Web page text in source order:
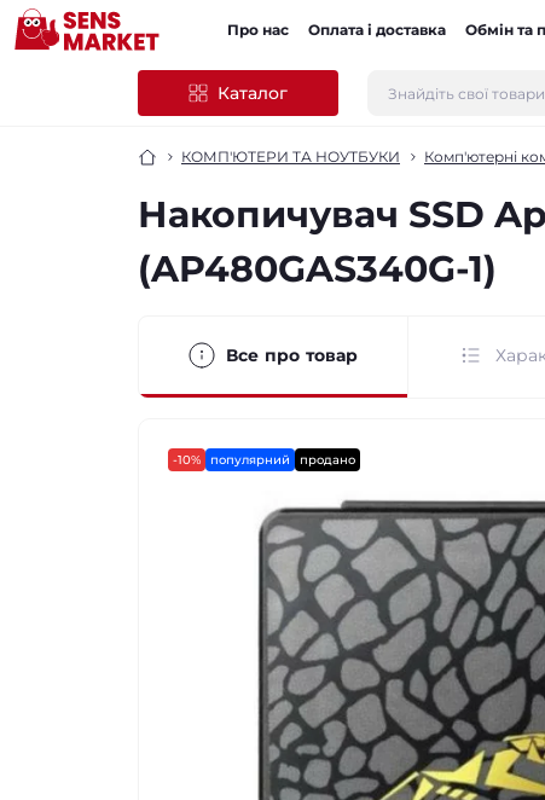
Про нас Оплата і доставка Обмін та
Каталог
КОМП'ЮТЕРИ ТА НОУТБУКИ Комп'ютерні
Накопичувач SSD
(AP480GAS340G-1)
Все про товар
-10% популярний продано